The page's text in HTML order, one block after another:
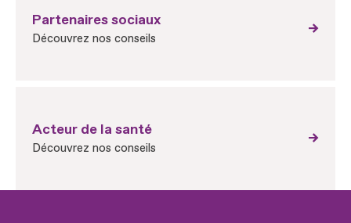
Partenaires sociaux
Découvrez nos conseils
Acteur de la santé
Découvrez nos conseils